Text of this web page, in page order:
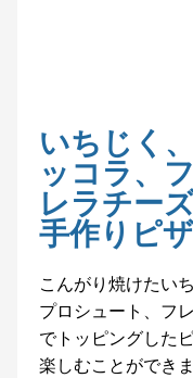
いちじく
ッコラ、
レラチー
手作りピザ
こんがり焼けたい
プロシュート、フ
でトッピングした
楽しむことができ